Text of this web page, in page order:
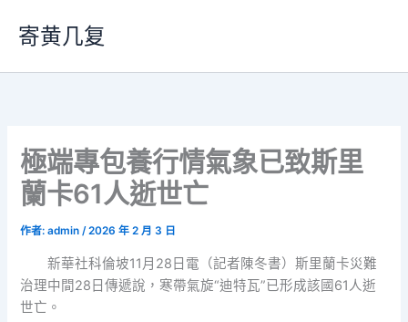
要
寄黄几复
極端專包養行情氣象已致斯里
蘭卡61人逝世亡
作者:admin/2026 年 2 月 3 日
新華社科倫坡11月28日電（記者陳冬書）斯里蘭卡災難
治理中間28日傳遞說，寒帶氣旋“迪特瓦”已形成該國61人逝
世亡。